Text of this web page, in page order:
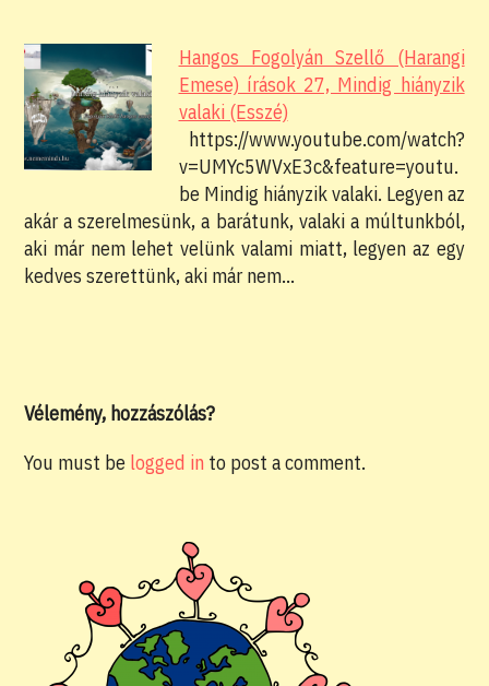
Hangos Fogolyán Szellő (Harangi
Emese) írások 27, Mindig hiányzik
valaki (Esszé)
https://www.youtube.com/watch?
v=UMYc5WVxE3c&feature=youtu.
be Mindig hiányzik valaki. Legyen az
akár a szerelmesünk, a barátunk, valaki a múltunkból,
aki már nem lehet velünk valami miatt, legyen az egy
kedves szerettünk, aki már nem…
Vélemény, hozzászólás?
You must be logged in to post a comment.